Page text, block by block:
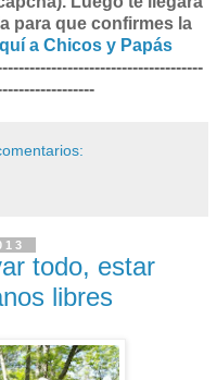
para que confirmes la
a Chicos y Papás
todo, estar
libres